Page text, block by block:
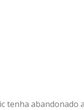
tenha abandonado